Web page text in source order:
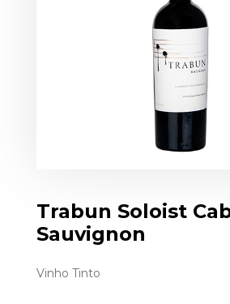
Trabun Soloist
Sauvignon
Vinho Tinto